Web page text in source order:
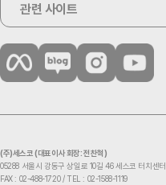
관련 사이트
(주)세스코 (대표이사 회장: 전찬혁)
05288 서울시 강동구 상일로 10길 46 세스코 터치센터
FAX : 02-488-1720 / TEL : 02-1588-1119